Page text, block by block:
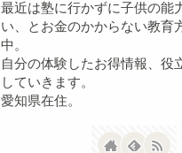
最近は塾に行かずに子供の能
い、とお金のかからない教育
中。
自分の体験したお得情報、役
していきます。
愛知県在住。